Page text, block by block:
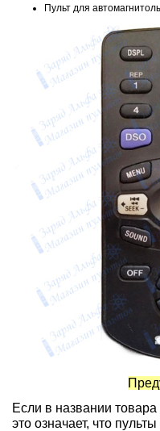
Пульт для
Если в названии товара
это означает, что